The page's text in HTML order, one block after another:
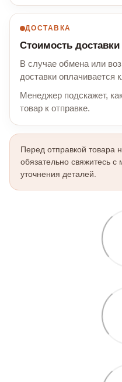
ДОСТАВКА
Стоимость доставки
В случае обмена или
доставки оплачивается
Менеджер подскажет,
товар к отправке.
Перед отправкой товара
обязательно свяжитесь
уточнения деталей.